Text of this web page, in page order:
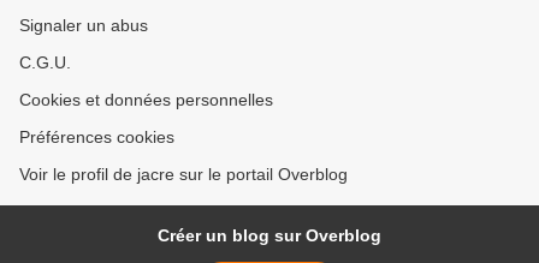
Signaler un abus
C.G.U.
Cookies et données personnelles
Préférences cookies
Voir le profil de jacre sur le portail Overblog
Créer un blog sur Overblog